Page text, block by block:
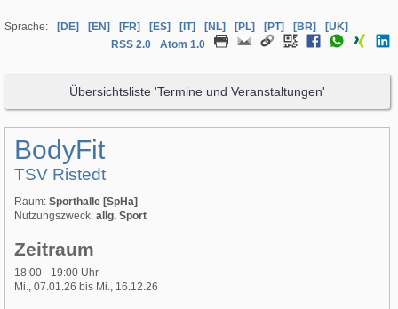
Sprache: [DE] [EN] [FR] [ES] [IT] [NL] [PL] [PT] [BR]
[UK]
RSS 2.0
Atom 1.0
Übersichtsliste 'Termine und Veranstaltungen'
BodyFit
TSV Ristedt
Raum: Sporthalle [SpHa]
Nutzungszweck: allg. Sport
Zeitraum
18:00 - 19:00 Uhr
Mi., 07.01.26 bis Mi., 16.12.26